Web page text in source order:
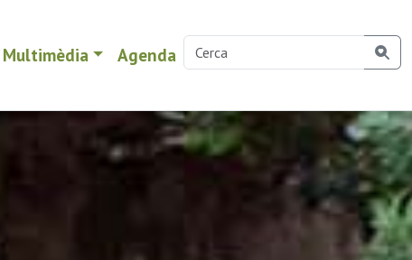
Multimèdia Agenda